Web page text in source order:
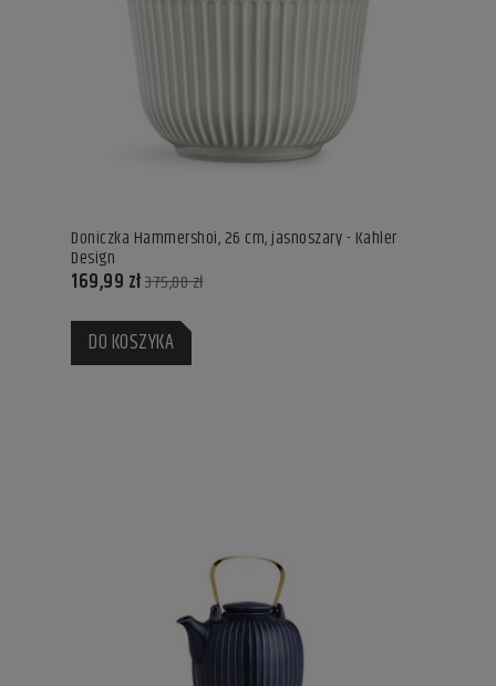
Doniczka Hammershoi, 26 cm, jasnoszary - Kahler
Design
169,99 zł375,00 zł
DO KOSZYKA